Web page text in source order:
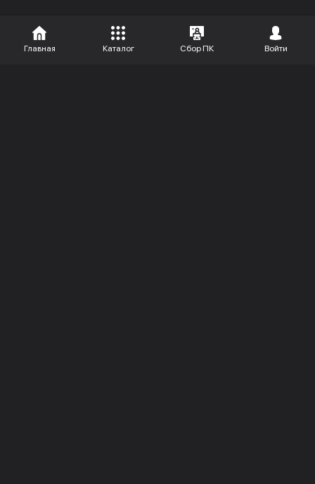
Главная Каталог Сбор ПК Войти